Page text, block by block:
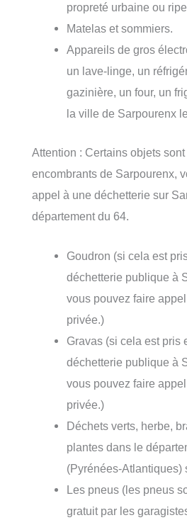
propreté urbaine ou
Matelas et sommiers.
Appareils de gros
un lave-linge, un
gazinière, un four, un
la ville de Sarpourenx
Attention : Certains objets
encombrants de Sarpourenx,
appel à une déchetterie sur
département du 64.
Goudron (si cela est
déchetterie publique à
vous pouvez faire
privée.)
Gravas (si cela est pris
déchetterie publique à
vous pouvez faire
privée.)
Déchets verts, herbe,
plantes dans le
(Pyrénées-Atlantiques)
Les pneus (les pneus
gratuit par les